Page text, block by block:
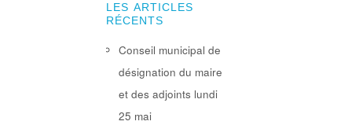
LES ARTICLES
RÉCENTS
Conseil municipal de
désignation du maire
et des adjoints lundi
25 mai